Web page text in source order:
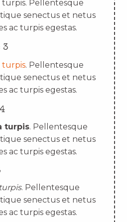
Pellentesque
senectus et netus
ac turpis egestas.
3
turpis. Pellentesque
senectus et netus
ac turpis egestas.
turpis. Pellentesque
senectus et netus
ac turpis egestas.
. Pellentesque
senectus et netus
ac turpis egestas.